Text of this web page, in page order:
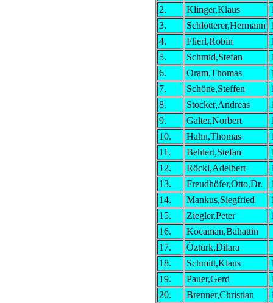
2.
Klinger,Klaus
3.
Schlötterer,Hermann
4.
Flierl,Robin
5.
Schmid,Stefan
6.
Oram,Thomas
7.
Schöne,Steffen
8.
Stocker,Andreas
9.
Galter,Norbert
10.
Hahn,Thomas
11.
Behlert,Stefan
12.
Röckl,Adelbert
13.
Freudhöfer,Otto,Dr.
14.
Mankus,Siegfried
15.
Ziegler,Peter
16.
Kocaman,Bahattin
17.
Öztürk,Dilara
18.
Schmitt,Klaus
19.
Pauer,Gerd
20.
Brenner,Christian